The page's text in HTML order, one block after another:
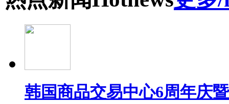
韩国商品交易中心6周年庆